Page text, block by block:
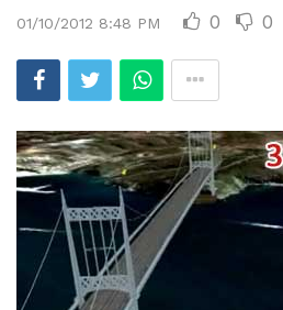
01/10/2012 8:48 PM 0 0